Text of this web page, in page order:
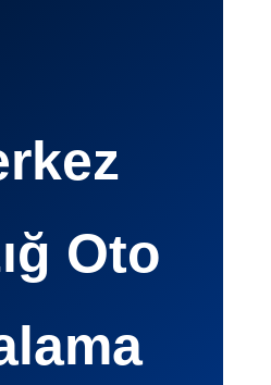
Oto